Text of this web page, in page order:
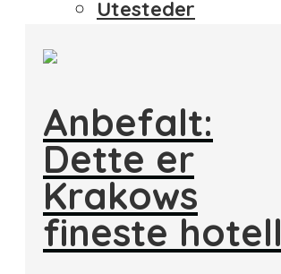
Utesteder
Anbefalt:
Dette er
Krakows
fineste hotell